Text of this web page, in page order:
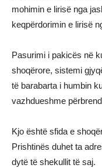
mohimin e lirisë nga
keqpërdorimin e lirisë
Pasurimi i pakicës në
shoqërore, sistemi
të barabarta i humbin
vazhdueshme
Kjo është sfida e
Prishtinës duhet ta
dytë të shekullit të saj.